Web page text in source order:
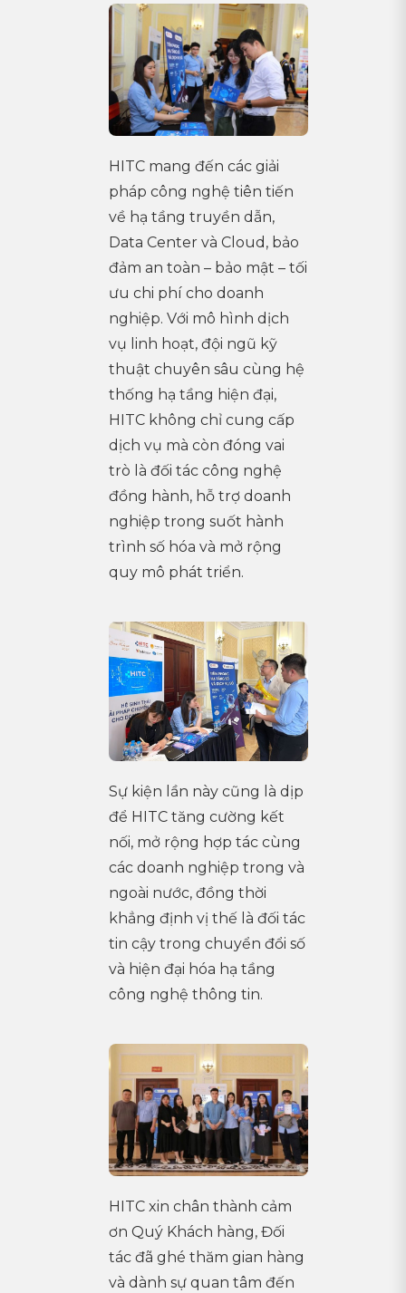
HITC mang đến các giải
pháp công nghệ tiên tiến
về hạ tầng truyền dẫn,
Data Center và Cloud, bảo
đảm an toàn – bảo mật – tối
ưu chi phí cho doanh
nghiệp. Với mô hình dịch
vụ linh hoạt, đội ngũ kỹ
thuật chuyên sâu cùng hệ
thống hạ tầng hiện đại,
HITC không chỉ cung cấp
dịch vụ mà còn đóng vai
trò là đối tác công nghệ
đồng hành, hỗ trợ doanh
nghiệp trong suốt hành
trình số hóa và mở rộng
quy mô phát triển.
Sự kiện lần này cũng là dịp
để HITC tăng cường kết
nối, mở rộng hợp tác cùng
các doanh nghiệp trong và
ngoài nước, đồng thời
khẳng định vị thế là đối tác
tin cậy trong chuyển đổi số
và hiện đại hóa hạ tầng
công nghệ thông tin.
HITC xin chân thành cảm
ơn Quý Khách hàng, Đối
tác đã ghé thăm gian hàng
và dành sự quan tâm đến